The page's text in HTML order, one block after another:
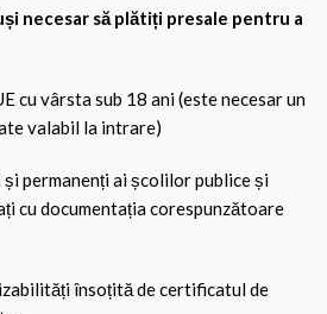
necesar să plătiți presale pentru a
cu vârsta sub 18 ani (este necesar un
valabil la intrare)
permanenți ai școlilor publice și
cu documentația corespunzătoare
însoțită de certificatul de